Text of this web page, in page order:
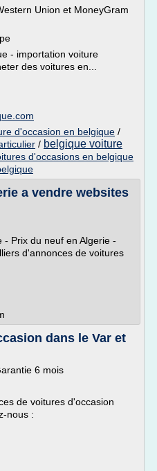
Union et MoneyGram
- importation voiture
des voitures en...
d'occasion en belgique /
/ belgique voiture
d'occasions en belgique
a vendre websites
- Prix du neuf en Algerie -
d'annonces de voitures
dans le Var et
6 mois
de voitures d'occasion
nous :